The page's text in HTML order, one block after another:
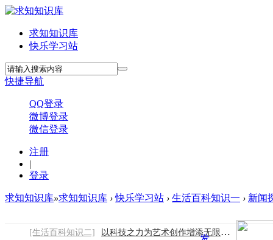
求知知识库
快乐学习站
快捷导航
QQ登录
微博登录
微信登录
注册
|
登录
求知知识库»求知知识库 › 快乐学习站 › 生活百科知识一 › 新闻
[生活百科知识二]
以科技之力为艺术创作增添无限可能2026/8/9